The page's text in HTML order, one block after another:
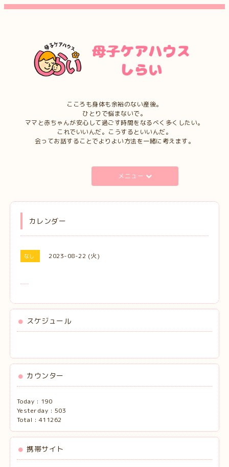
こころも身体も余裕のない産後。
ひとりで悩まないで。
ママと赤ちゃんが安心して過ごす時間をなるべく多くしたい。
これでいいんだ。こうするといいんだ。
会ってお話することでよりよい方法を一緒に考えます。
メニュー
カレンダー
なし 2023-08-22 (火)
スケジュール
カウンター
Today : 190
Yesterday : 503
Total : 411262
携帯サイト